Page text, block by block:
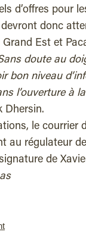
d’offres pour
donc
Est et
doute au
bon niveau
l’ouverture à
Dhersin.
le courrier
au régulateur
de